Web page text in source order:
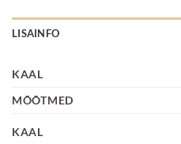
LISAINFO
KAAL
MÕÕTMED
KAAL